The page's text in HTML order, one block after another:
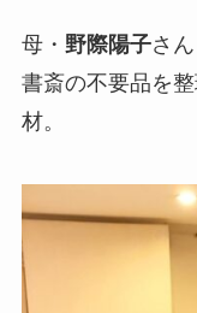
母・ 野際陽子さ
書斎の不要品を
材。